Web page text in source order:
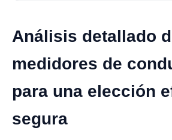
Análisis detallado
medidores de
para una elección
segura